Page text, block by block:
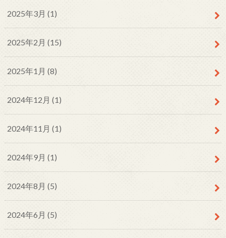
2025年3月 (1)
2025年2月 (15)
2025年1月 (8)
2024年12月 (1)
2024年11月 (1)
2024年9月 (1)
2024年8月 (5)
2024年6月 (5)